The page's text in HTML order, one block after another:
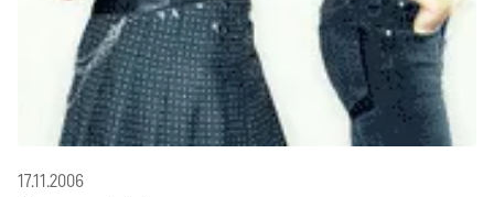
17.11.2006